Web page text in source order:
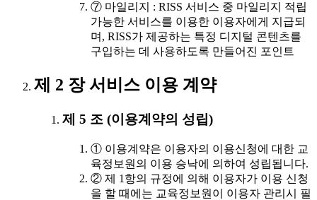
⑦ 마일리지 : RISS 서비스 중 마일리지 적립
가능한 서비스를 이용한 이용자에게 지급되
며, RISS가 제공하는 특정 디지털 콘텐츠를
구입하는 데 사용하도록 만들어진 포인트
제 2 장 서비스 이용 계약
제 5 조 (이용계약의 성립)
① 이용계약은 이용자의 이용신청에 대한 교
육정보원의 이용 승낙에 의하여 성립됩니다.
② 제 1항의 규정에 의해 이용자가 이용 신청
을 할 때에는 교육정보원이 이용자 관리시 필